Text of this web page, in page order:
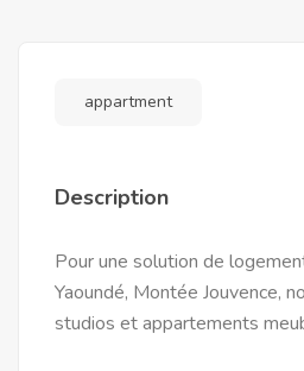
appartment
Description
Pour une solution de
Yaoundé, Montée Jouvence,
studios et appartements